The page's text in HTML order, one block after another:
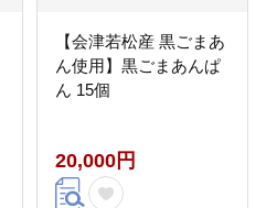
【会津若松産 黒ごまあ
ん使用】黒ごまあんぱ
ん 15個
20,000円